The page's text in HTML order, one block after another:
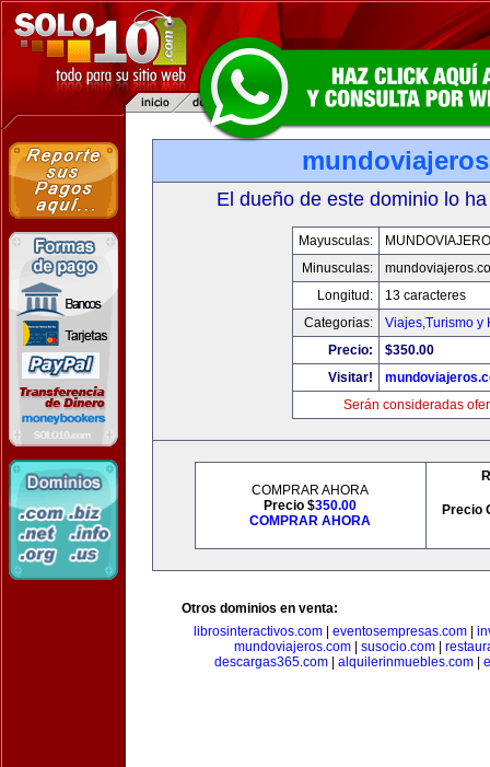
El dueño de este dominio lo
Mayusculas:
Minusculas:
Longitud:
13 caracteres
Categorias:
Viajes,Turismo y
Precio:
$350.00
Visitar!
Serán consideradas
COMPRAR AHORA
Precio $350.00
COMPRAR AHORA
Precio
Otros dominios en venta:
librosinteractivos.com| eventosempresas.com|
mundoviajeros.com| susocio.com|
descargas365.com| alquilerinmuebles.com|